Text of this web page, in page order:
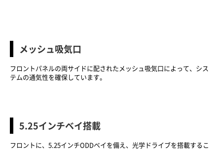
メッシュ吸気口
フロントパネルの両サイドに配されたメッシュ吸気口によって、シス
テムの通気性を確保しています。
5.25インチベイ搭載
フロントに、5.25インチODDベイを備え、光学ドライブを搭載するこ